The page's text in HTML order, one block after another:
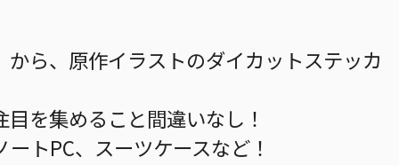
ら、原作イラストのダイカットステッカ
を集めること間違いなし！
トPC、スーツケースなど！